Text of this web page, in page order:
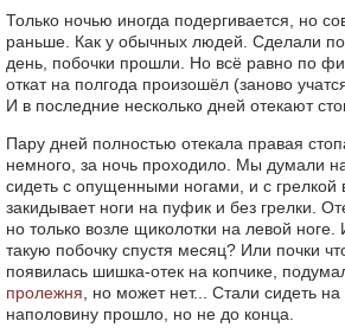
Только ночью иногда подергивается, но
раньше. Как у обычных людей. Сделали
день, побочки прошли. Но всё равно по
откат на полгода произошёл (заново
И в последние несколько дней отекают
Пару дней полностью отекала правая
немного, за ночь проходило. Мы думали
сидеть с опущенными ногами, и с грелкой
закидывает ноги на пуфик и без грелки.
но только возле щиколотки на левой ноге.
такую побочку спустя месяц? Или почки
появилась шишка-отек на копчике,
пролежня , но может нет... Стали сидеть на
наполовину прошло, но не до конца.